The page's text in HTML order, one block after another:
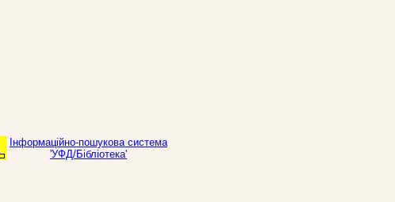
Інформаційно-пошукова система
'УФД/Бібліотека'